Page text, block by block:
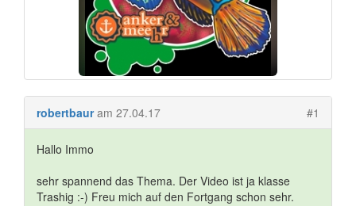
robertbaur am 27.04.17 #1
Hallo Immo
sehr spannend das Thema. Der Video ist ja klasse
Trashig :-) Freu mich auf den Fortgang schon sehr.